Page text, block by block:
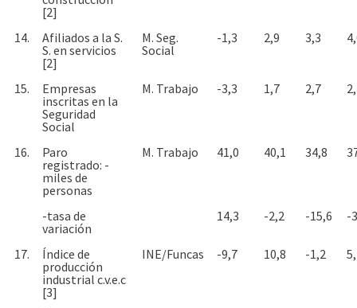
[2]
14.
Afiliados a la S.
S. en servicios
[2]
M. Seg.
Social
-1,3 2,9 3,3
15.
Empresas
inscritas en la
Seguridad
Social
M. Trabajo -3,3 1,7 2,7
16.
Paro
registrado: -
miles de
personas
M. Trabajo 41,0 40,1 34,8
-tasa de
variación
14,3 -2,2 -15,6 -
17.
Índice de
producción
industrial c.v.e.c
[3]
INE/Funcas -9,7 10,8 -1,2